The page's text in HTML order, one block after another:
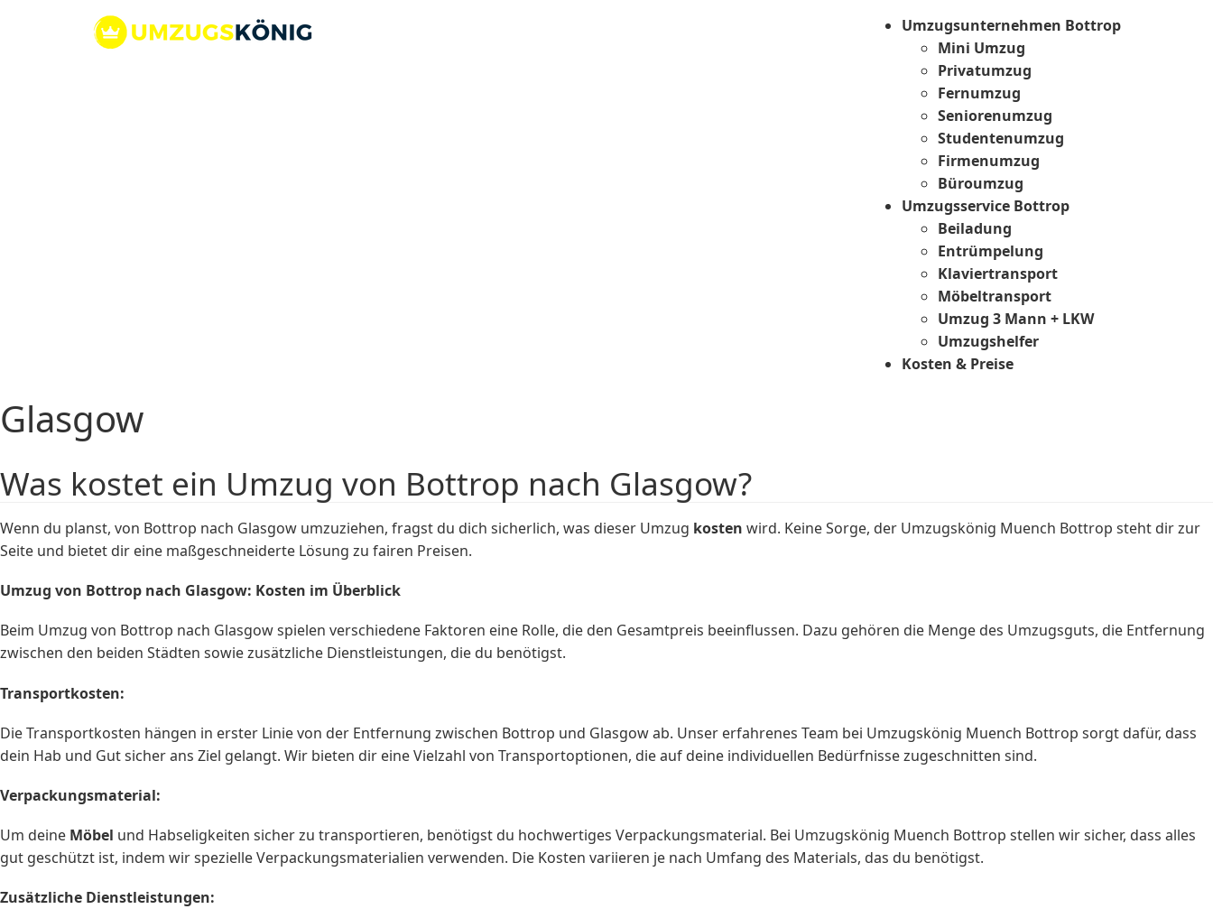
Umzugsunternehmen Bottrop
Mini Umzug
Privatumzug
Fernumzug
Seniorenumzug
Studentenumzug
Firmenumzug
Büroumzug
Umzugsservice Bottrop
Beiladung
Entrümpelung
Klaviertransport
Möbeltransport
Umzug 3 Mann + LKW
Umzugshelfer
Kosten & Preise
Glasgow
Was kostet ein Umzug von Bottrop nach Glasgow?
Wenn du planst, von Bottrop nach Glasgow umzuziehen, fragst du dich sicherlich, was dieser Umzug kosten wird. Keine Sorge, der Umzugskönig Muench Bottrop steht dir zur
Seite und bietet dir eine maßgeschneiderte Lösung zu fairen Preisen.
Umzug von Bottrop nach Glasgow: Kosten im Überblick
Beim Umzug von Bottrop nach Glasgow spielen verschiedene Faktoren eine Rolle, die den Gesamtpreis beeinflussen. Dazu gehören die Menge des Umzugsguts, die Entfernung
zwischen den beiden Städten sowie zusätzliche Dienstleistungen, die du benötigst.
Transportkosten:
Die Transportkosten hängen in erster Linie von der Entfernung zwischen Bottrop und Glasgow ab. Unser erfahrenes Team bei Umzugskönig Muench Bottrop sorgt dafür, dass
dein Hab und Gut sicher ans Ziel gelangt. Wir bieten dir eine Vielzahl von Transportoptionen, die auf deine individuellen Bedürfnisse zugeschnitten sind.
Verpackungsmaterial:
Um deine Möbel und Habseligkeiten sicher zu transportieren, benötigst du hochwertiges Verpackungsmaterial. Bei Umzugskönig Muench Bottrop stellen wir sicher, dass alles
gut geschützt ist, indem wir spezielle Verpackungsmaterialien verwenden. Die Kosten variieren je nach Umfang des Materials, das du benötigst.
Zusätzliche Dienstleistungen: